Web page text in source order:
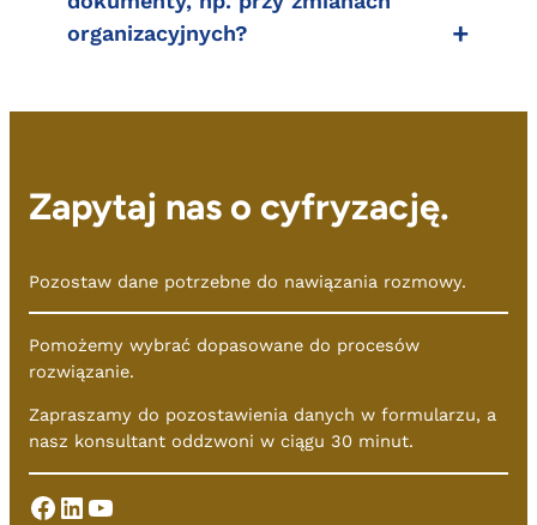
organizacyjnych?
Zapytaj nas o cyfryzację.
Pozostaw dane potrzebne do nawiązania rozmowy.
Pomożemy wybrać dopasowane do procesów
rozwiązanie.
Zapraszamy do pozostawienia danych w formularzu, a
nasz konsultant oddzwoni w ciągu 30 minut.
Facebook LinkedIn YouTube